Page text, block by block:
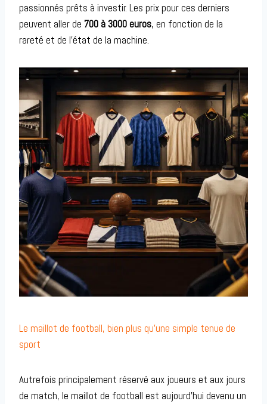
passionnés prêts à investir. Les prix pour ces derniers
peuvent aller de 700 à 3000 euros, en fonction de la
rareté et de l’état de la machine.
Le maillot de football, bien plus qu’une simple tenue de
sport
Autrefois principalement réservé aux joueurs et aux jours
de match, le maillot de football est aujourd’hui devenu un